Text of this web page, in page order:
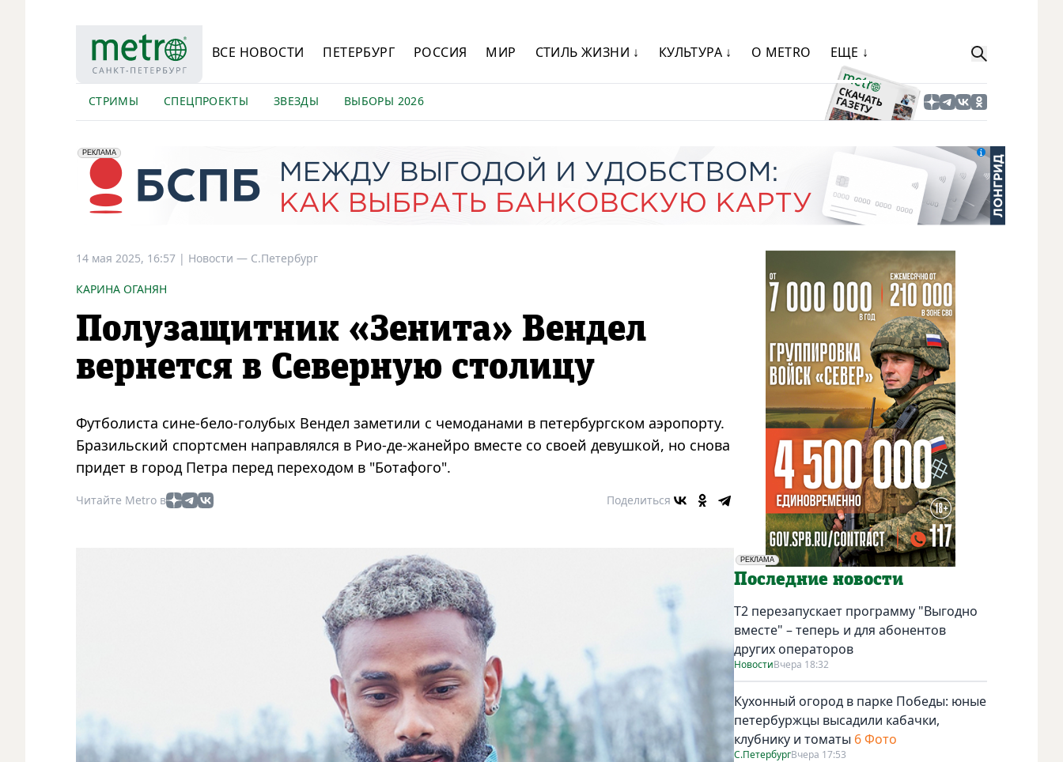
ВСЕ НОВОСТИ ПЕТЕРБУРГ РОССИЯ МИР СТИЛЬ ЖИЗНИ ↓ КУЛЬТУРА ↓ О METRO ЕЩЕ ↓
СТРИМЫ СПЕЦПРОЕКТЫ ЗВЕЗДЫ ВЫБОРЫ 2026
erid: 2VfnxyFybV5
РЕКЛАМА
ПАО "Банк "Санкт-Петербург", ИНН: 7831000027
14 мая 2025, 16:57 | Новости — С.Петербург
КАРИНА ОГАНЯН
Полузащитник «Зенита» Вендел
вернется в Северную столицу
Футболиста сине-бело-голубых Вендел заметили с чемоданами в петербургском аэропорту.
Бразильский спортсмен направлялся в Рио-де-жанейро вместе со своей девушкой, но снова
придет в город Петра перед переходом в "Ботафого".
Читайте Metro в Поделиться
РЕКЛАМА
Социальная реклама
Последние новости
Т2 перезапускает программу "Выгодно
вместе" – теперь и для абонентов
других операторов
НовостиВчера 18:32
Кухонный огород в парке Победы: юные
петербуржцы высадили кабачки,
клубнику и томаты 6 Фото
С.ПетербургВчера 17:53